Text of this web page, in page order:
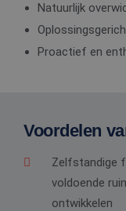
Natuurlijk
Proactief en
Voordelen
Zelfstandige
voldoende
ontwikkelen